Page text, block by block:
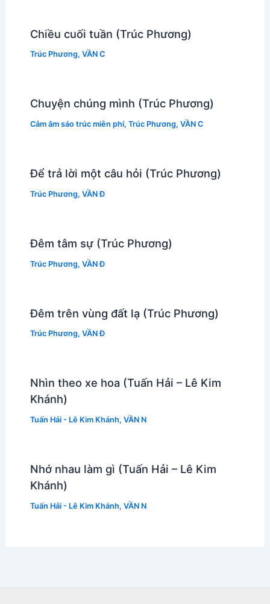
Chiều cuối tuần (Trúc Phương)
Trúc Phương, VẦN C
Chuyện chúng mình (Trúc Phương)
Cảm âm sáo trúc miễn phí, Trúc Phương, VẦN C
Để trả lời một câu hỏi (Trúc Phương)
Trúc Phương, VẦN Đ
Đêm tâm sự (Trúc Phương)
Trúc Phương, VẦN Đ
Đêm trên vùng đất lạ (Trúc Phương)
Trúc Phương, VẦN Đ
Nhìn theo xe hoa (Tuấn Hải – Lê Kim
Khánh)
Tuấn Hải - Lê Kim Khánh, VẦN N
Nhớ nhau làm gì (Tuấn Hải – Lê Kim
Khánh)
Tuấn Hải - Lê Kim Khánh, VẦN N